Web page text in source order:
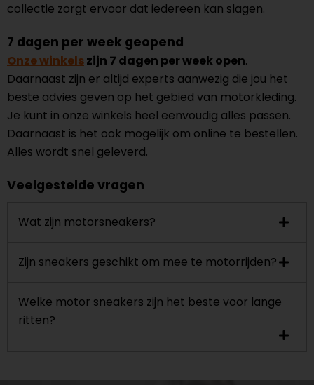
collectie zorgt ervoor dat iedereen kan slagen.
7 dagen per week geopend
Onze winkelszijn 7 dagen per week open.
Daarnaast zijn er altijd experts aanwezig die jou het
beste advies geven op het gebied van motorkleding.
Je kunt in onze winkels heel eenvoudig alles passen.
Daarnaast is het ook mogelijk om online te bestellen.
Alles wordt snel geleverd.
Veelgestelde vragen
Wat zijn motorsneakers?
Zijn sneakers geschikt om mee te motorrijden?
Welke motor sneakers zijn het beste voor lange
ritten?